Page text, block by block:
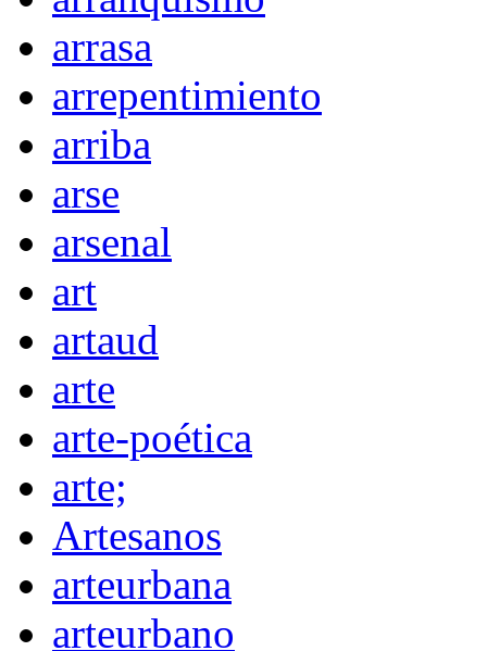
arrasa
arrepentimiento
arriba
arse
arsenal
art
artaud
arte
arte-poética
arte;
Artesanos
arteurbana
arteurbano